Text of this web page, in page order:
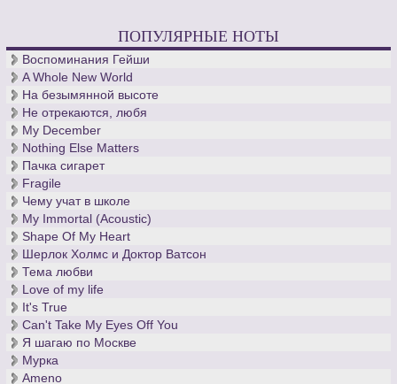
ПОПУЛЯРНЫЕ НОТЫ
Воспоминания Гейши
A Whole New World
На безымянной высоте
Не отрекаются, любя
My December
Nothing Else Matters
Пачка сигарет
Fragile
Чему учат в школе
My Immortal (Acoustic)
Shape Of My Heart
Шерлок Холмс и Доктор Ватсон
Тема любви
Love of my life
It's True
Can't Take My Eyes Off You
Я шагаю по Москве
Мурка
Ameno